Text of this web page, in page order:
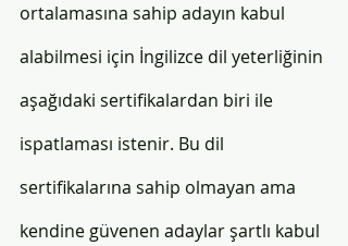
ortalamasına sahip adayın kabul
alabilmesi için İngilizce dil yeterliğinin
aşağıdaki sertifikalardan biri ile
ispatlaması istenir. Bu dil
sertifikalarına sahip olmayan ama
kendine güvenen adaylar şartlı kabul